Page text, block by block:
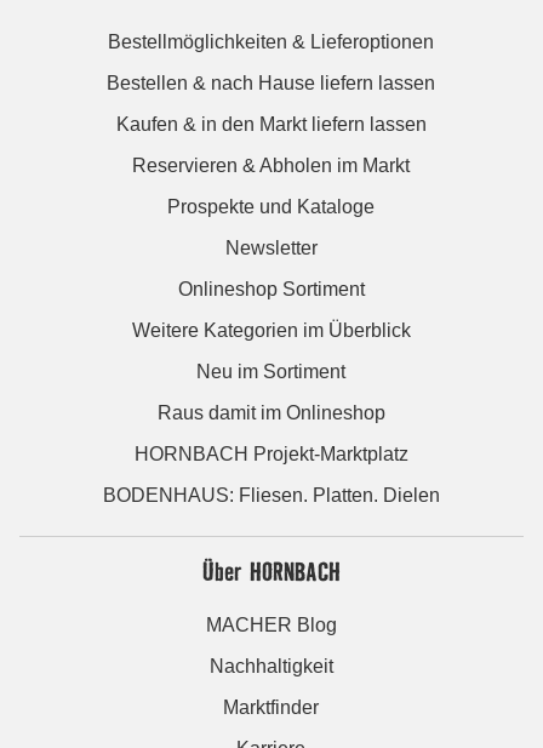
Bestellmöglichkeiten & Lieferoptionen
Bestellen & nach Hause liefern lassen
Kaufen & in den Markt liefern lassen
Reservieren & Abholen im Markt
Prospekte und Kataloge
Newsletter
Onlineshop Sortiment
Weitere Kategorien im Überblick
Neu im Sortiment
Raus damit im Onlineshop
HORNBACH Projekt-Marktplatz
BODENHAUS: Fliesen. Platten. Dielen
Über HORNBACH
MACHER Blog
Nachhaltigkeit
Marktfinder